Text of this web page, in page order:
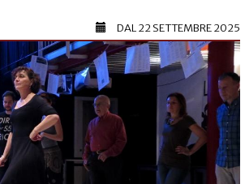
DAL22 SETTEMBRE 2025